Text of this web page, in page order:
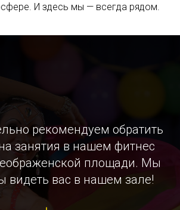
И здесь мы — всегда рядом.
рекомендуем обратить
занятия в нашем фитнес
площади. Мы
видеть вас в нашем зале!